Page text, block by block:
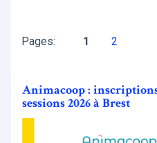
Pages: 1 2
Animacoop :
sessions 2026 à Brest